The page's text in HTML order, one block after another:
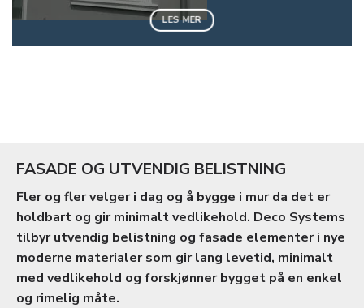
LES MER
FASADE OG UTVENDIG BELISTNING
Fler og fler velger i dag og å bygge i mur da det er
holdbart og gir minimalt vedlikehold. Deco Systems
tilbyr utvendig belistning og fasade elementer i nye
moderne materialer som gir lang levetid, minimalt
med vedlikehold og forskjønner bygget på en enkel
og rimelig måte.